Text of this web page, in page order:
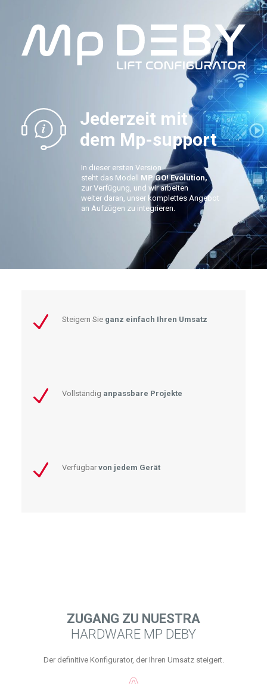
Jederzeit mit
dem Mp-support
In dieser ersten Version
steht das Modell MP GO! Evolution,
zur Verfügung, und wir arbeiten
weiter daran, unser komplettes Angebot
an Aufzügen zu integrieren.
Steigern Sie ganz einfach Ihren Umsatz
Vollständig anpassbare Projekte
Verfügbar von jedem Gerät
ZUGANG ZU NUESTRA
HARDWARE MP DEBY
Der definitive Konfigurator, der Ihren Umsatz steigert.